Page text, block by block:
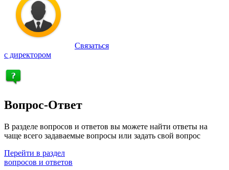
Связаться
с директором
Вопрос-Ответ
В разделе вопросов и ответов вы можете найти ответы на
чаще всего задаваемые вопросы или задать свой вопрос
Перейти в раздел
вопросов и ответов